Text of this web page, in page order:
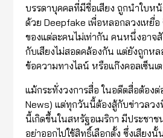
บรรดาบุคคลที่มีชื่อเสียง ถูกนำใบห
ด้วย Deepfake เพื่อหลอกลวงเหยื่อ
ของแต่ละคนไม่เท่ากัน คนหนึ่งอาจ
กับเสียงไม่สอดคล้องกัน แต่ยังถูกหล
ข้อความทางไลน์ หรือแก๊งคอลเซ็นเ
แม้กระทั่งวงการสื่อ ในอดีตสื่อต้อง
News) แต่ทุกวันนี้ต้องสู้กับข่าวลวง
นี้เกิดขึ้นในสหรัฐอเมริกา มีประชา
อย่าออกไปใช้สิทธิ์เลือกตั้ง ซึ่งเสียงนั้